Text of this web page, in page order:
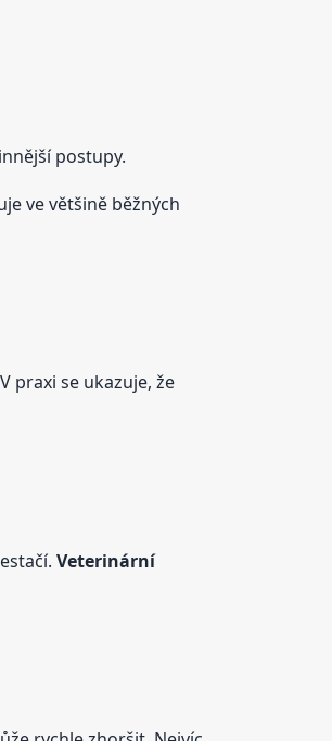
postupy.
ve většině běžných
praxi se ukazuje, že
Veterinární